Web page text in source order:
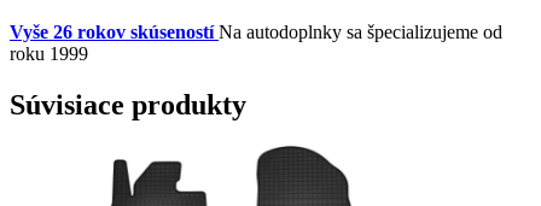
Vyše 26 rokov skúseností Na autodoplnky sa špecializujeme od
roku 1999
Súvisiace produkty